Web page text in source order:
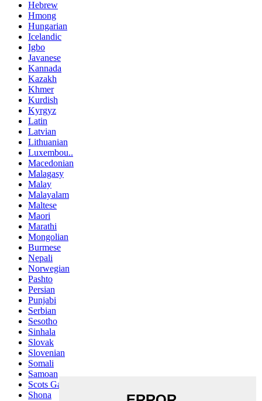
Hebrew
Hmong
Hungarian
Icelandic
Igbo
Javanese
Kannada
Kazakh
Khmer
Kurdish
Kyrgyz
Latin
Latvian
Lithuanian
Luxembou..
Macedonian
Malagasy
Malay
Malayalam
Maltese
Maori
Marathi
Mongolian
Burmese
Nepali
Norwegian
Pashto
Persian
Punjabi
Serbian
Sesotho
Sinhala
Slovak
Slovenian
Somali
Samoan
Scots Gaelic
Shona